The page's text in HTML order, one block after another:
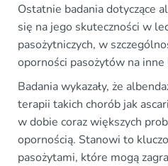
Ostatnie badania dotyczące
się na jego skuteczności w
pasożytniczych, w
oporności pasożytów na
Badania wykazały, że
terapii takich chorób jak
w dobie coraz większych
opornością. Stanowi to
pasożytami, które mogą